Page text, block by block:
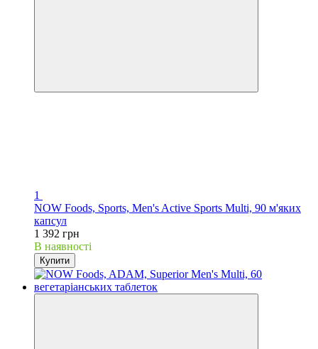
1
NOW Foods, Sports, Men's Active Sports Multi, 90 м'яких
капсул
1 392 грн
В наявності
Купити